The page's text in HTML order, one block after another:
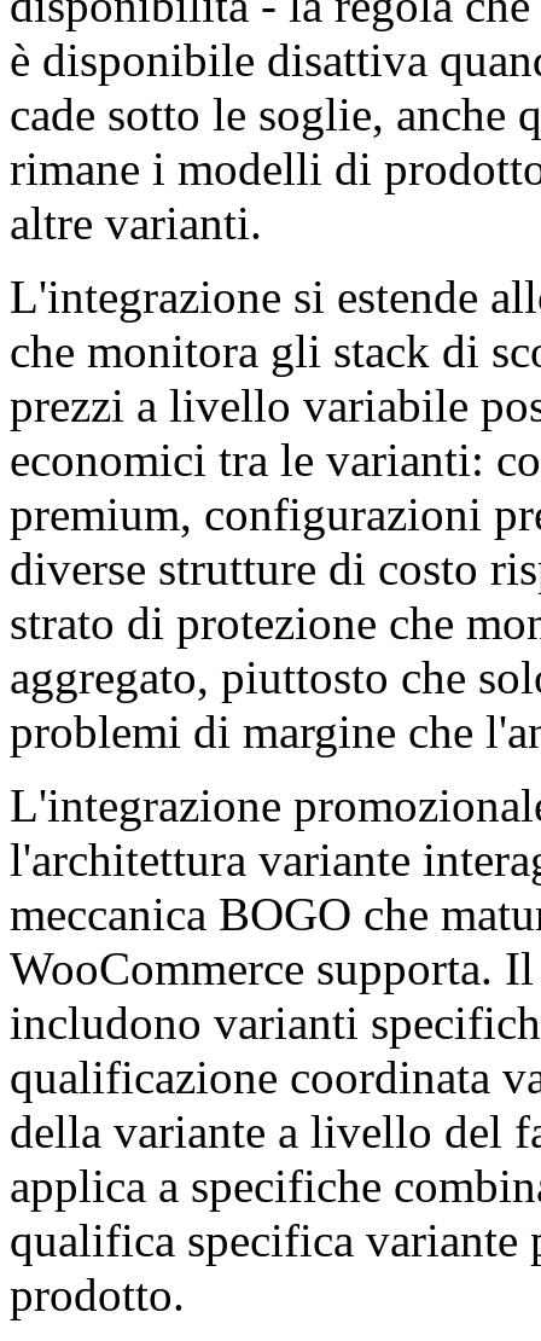
è disponibile disattiva
cade sotto le soglie,
rimane i modelli di
altre varianti.
L'integrazione si estende
che monitora gli stack di
prezzi a livello variabile
economici tra le varianti:
premium, configurazioni
diverse strutture di costo
strato di protezione che
aggregato, piuttosto che
problemi di margine che
L'integrazione
l'architettura variante
meccanica BOGO che
WooCommerce supporta.
includono varianti
qualificazione coordinata
della variante a livello del
applica a specifiche
qualifica specifica
prodotto.